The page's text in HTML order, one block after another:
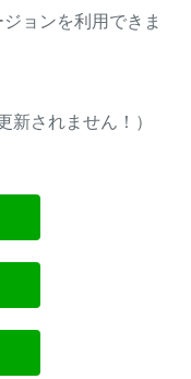
ジョンを利用できま
新されません！）